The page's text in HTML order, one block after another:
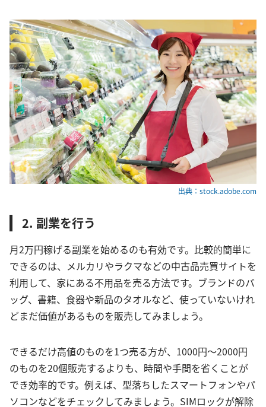
出典：stock.adobe.com
2. 副業を行う
月2万円稼げる副業を始めるのも有効です。比較的簡単に
できるのは、メルカリやラクマなどの中古品売買サイトを
利用して、家にある不用品を売る方法です。ブランドのバ
ッグ、書籍、食器や新品のタオルなど、使っていないけれ
どまだ価値があるものを販売してみましょう。
できるだけ高値のものを1つ売る方が、1000円〜2000円
のものを20個販売するよりも、時間や手間を省くことが
でき効率的です。例えば、型落ちしたスマートフォンやパ
ソコンなどをチェックしてみましょう。SIMロックが解除